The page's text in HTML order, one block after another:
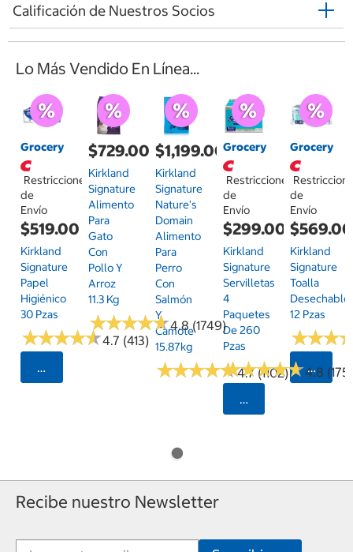
Calificación de Nuestros Socios
Lo Más Vendido En Línea...
Grocery
Restricciones
de
Envío
$519.00
Kirkland
Signature
Papel
Higiénico
30 Pzas
★★★★★
★★★★★4.7 (413)
Seleccionar Código Postal
$729.00
Kirkland
Signature
Alimento
Para
Gato
Con
Pollo Y
Arroz
11.3 Kg
★★★★★
★★★★★4.8 (1749)
$1,199.00
Kirkland
Signature
Nature's
Domain
Alimento
Para
Perro
Con
Salmón
Y
Camote
15.87kg
★★★★★
★★★★★4.7 (1102)
Grocery
Restricciones
de
Envío
$299.00
Kirkland
Signature
Servilletas
4
Paquetes
De 260
Pzas
★★★★★
★★★★★4.8 (175)
Seleccionar
Grocery
de
Envío
$569.00
Kirkland
Signature
Toalla
Desechable
12 Pzas
★★★
★★★
Recibe nuestro Newsletter